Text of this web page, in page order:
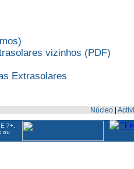
vizinhos (PDF)
Extrasolares
Núcleo |